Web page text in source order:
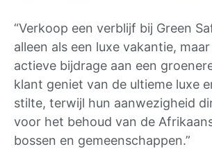
“Verkoop een verblijf bij Green
alleen als een luxe vakantie,
actieve bijdrage aan een
klant geniet van de ultieme luxe
stilte, terwijl hun aanwezigheid
voor het behoud van de
bossen en gemeenschappen.”